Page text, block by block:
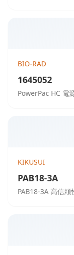
BIO-RAD
1645052
PowerPac HC 電
KIKUSUI
PAB18-3A
PAB18-3A 高信